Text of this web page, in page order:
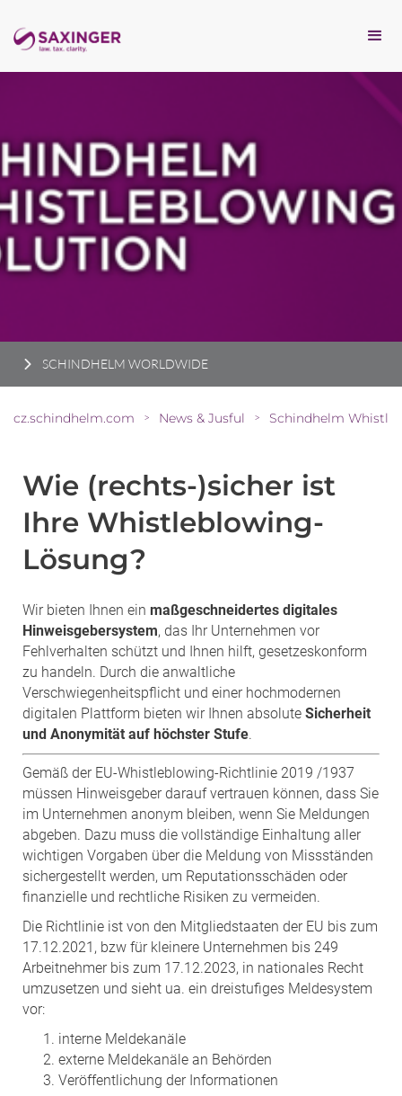
SCHINDHELM WORLDWIDE
cz.schindhelm.com > News & Jusful >
Wie (rechts-)sicher ist
Ihre Whistleblowing-
Lösung?
Wir bieten Ihnen ein maßgeschneidertes digitales
Hinweisgebersystem, das Ihr Unternehmen vor
Fehlverhalten schützt und Ihnen hilft, gesetzeskonform
zu handeln. Durch die anwaltliche
Verschwiegenheitspflicht und einer hochmodernen
digitalen Plattform bieten wir Ihnen absolute Sicherheit
und Anonymität auf höchster Stufe.
Gemäß der EU-Whistleblowing-Richtlinie 2019 /1937
müssen Hinweisgeber darauf vertrauen können, dass Sie
im Unternehmen anonym bleiben, wenn Sie Meldungen
abgeben. Dazu muss die vollständige Einhaltung aller
wichtigen Vorgaben über die Meldung von Missständen
sichergestellt werden, um Reputationsschäden oder
finanzielle und rechtliche Risiken zu vermeiden.
Die Richtlinie ist von den Mitgliedstaaten der EU bis zum
17.12.2021, bzw für kleinere Unternehmen bis 249
Arbeitnehmer bis zum 17.12.2023, in nationales Recht
umzusetzen und sieht ua. ein dreistufiges Meldesystem
vor:
interne Meldekanäle
externe Meldekanäle an Behörden
Veröffentlichung der Informationen